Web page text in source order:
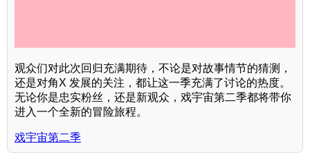
观众们对此次回归充满期待，不论是对故事情节的猜测，
还是对角X 发展的关注，都让这一季充满了讨论的热度。
无论你是忠实粉丝，还是新观众，戏宇宙第二季都将带你
进入一个全新的冒险旅程。
戏宇宙第二季